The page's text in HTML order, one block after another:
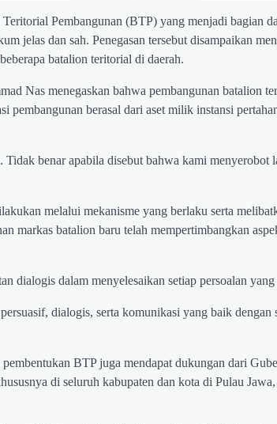
Pembangunan (BTP) yang menjadi bagian
jelas dan sah. Penegasan tersebut disampaikan
batalion teritorial di daerah.
Nas menegaskan bahwa pembangunan batalion
pembangunan berasal dari aset milik instansi
benar apabila disebut bahwa kami menyerobot
melalui mekanisme yang berlaku serta
markas batalion baru telah mempertimbangkan
dialogis dalam menyelesaikan setiap persoalan
dialogis, serta komunikasi yang baik dengan
BTP juga mendapat dukungan dari
di seluruh kabupaten dan kota di Pulau